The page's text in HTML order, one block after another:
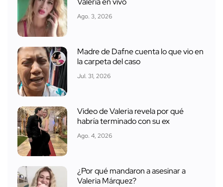
Ago. 3, 2026
Madre de Dafne cuenta lo que vio en
la carpeta del caso
Jul. 31, 2026
Video de Valeria revela por qué
habría terminado con su ex
Ago. 4, 2026
¿Por qué mandaron a asesinar a
Valeria Márquez?